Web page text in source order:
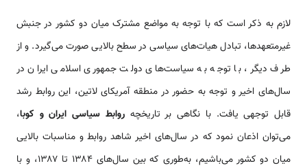
لازم به ذکر است که با توجه به مواضع مشترک میان دو کشور در جنبش
غیرمتعهدها، تبادل هیات‌های سیاسی در سطح بالایی صورت می‌گیرد. و از
طرف دیگر، با توجه به سیاست‌های دولت جمهوری اسلامی ایران در
سال‌های اخیر و توجه به حضور در منطقه آمریکای لاتین، این روابط رشد
قابل توجهی یافت. با نگاهی بر تاریخچهروابط سیاسی ایران و کوبا،
می‌توان اذعان نمود که در سال‌های اخیر شاهد روابط و مناسبات بالایی
میان دو کشور می‌باشیم، به‌طوری که بین سال‌های ۱۳۸۴ تا ۱۳۸۷، و با